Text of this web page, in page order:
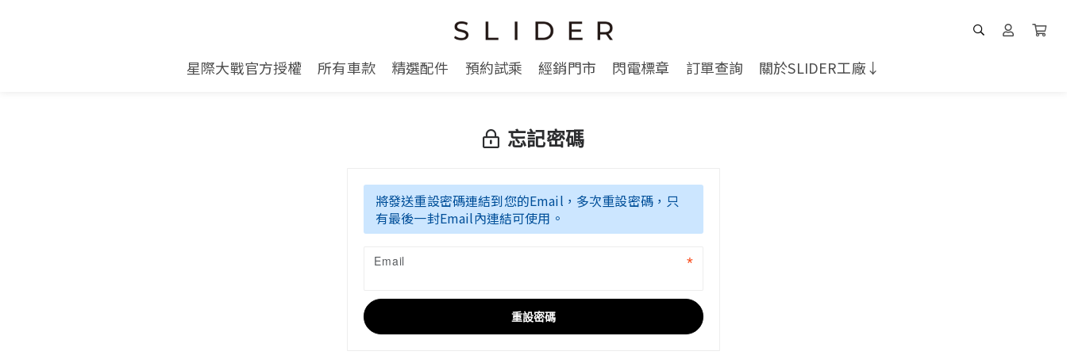
星際大戰官方授權 所有車款 精選配件 預約試乘 經銷門市 閃電標章 訂單查詢 關於SLIDER工廠↓
忘記密碼
將發送重設密碼連結到您的Email，多次重設密碼，只
有最後一封Email內連結可使用。
Email
重設密碼